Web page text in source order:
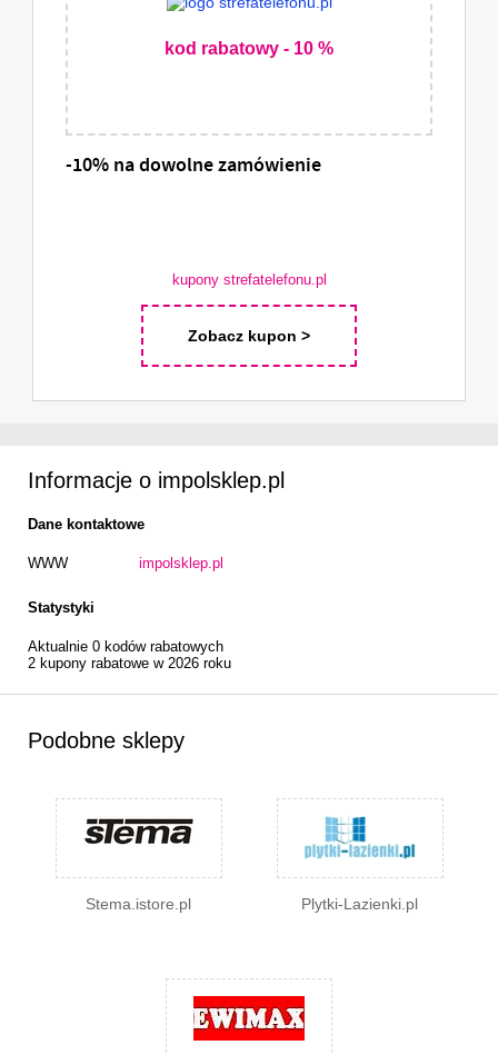
kod rabatowy - 10 %
-10% na dowolne zamówienie
kupony strefatelefonu.pl
Zobacz kupon >
Informacje o impolsklep.pl
Dane kontaktowe
WWW impolsklep.pl
Statystyki
Aktualnie 0 kodów rabatowych
2 kupony rabatowe w 2026 roku
Podobne sklepy
Stema.istore.pl Plytki-Lazienki.pl